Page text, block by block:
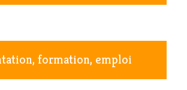
formation, emploi